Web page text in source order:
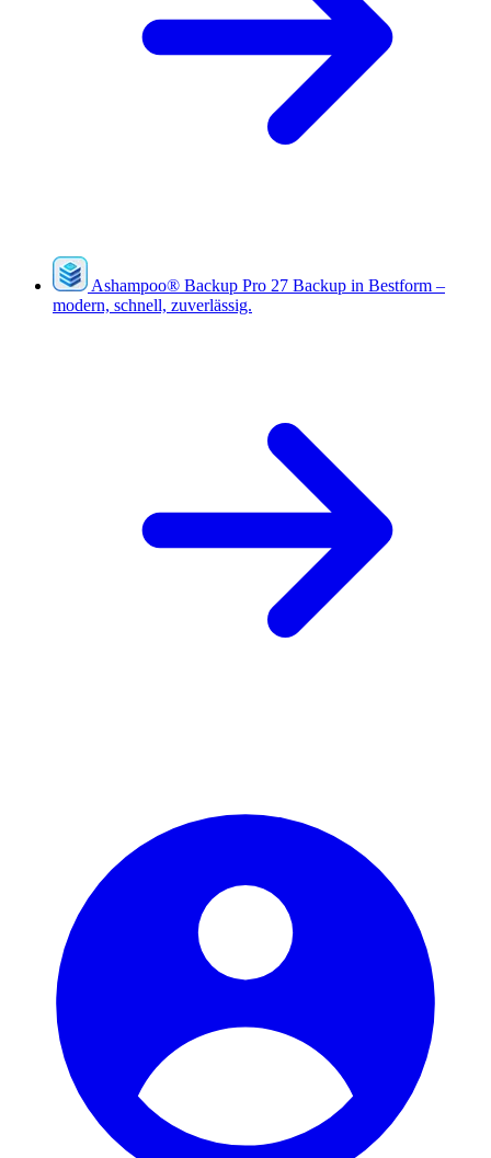
Ashampoo® Backup Pro 27 Backup in Bestform –
modern, schnell, zuverlässig.